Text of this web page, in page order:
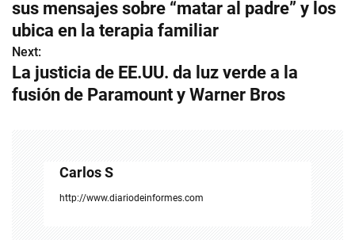
v
e
g
sus mensajes sobre “matar al padre” y los
ubica en la terapia familiar
Next:
La justicia de EE.UU. da luz verde a la
fusión de Paramount y Warner Bros
Carlos S
http://www.diariodeinformes.com